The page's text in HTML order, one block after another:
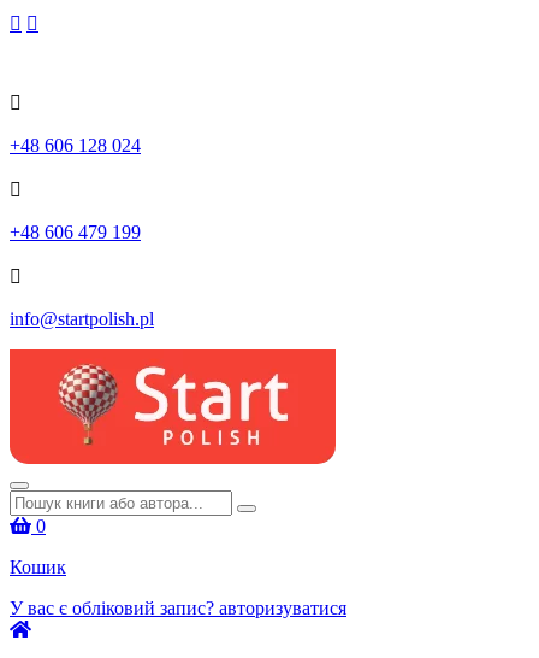
Skip
+48 606 128 024
+48 606 479 199
info@startpolish.pl
Шукати:
0
Кошик
У вас є обліковий запис? авторизуватися